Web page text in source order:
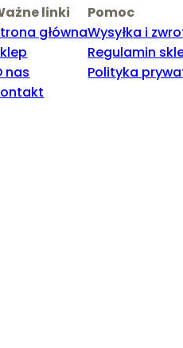
linki
główna
nas
Pomoc
Wysyłka i
Regulamin
Polityka